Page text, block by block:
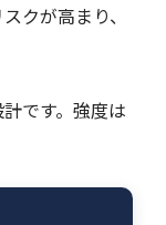
クが高まり、
です。強度は